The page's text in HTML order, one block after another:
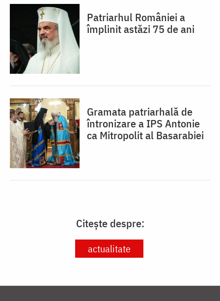
Patriarhul României a
împlinit astăzi 75 de ani
Gramata patriarhală de
întronizare a IPS Antonie
ca Mitropolit al Basarabiei
Citește despre:
actualitate